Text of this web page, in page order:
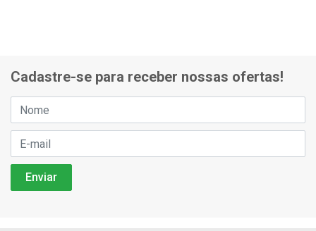
Cadastre-se para receber nossas ofertas!